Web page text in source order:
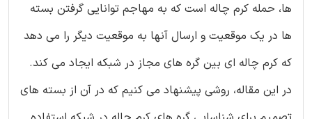
ها، حمله کرم چاله است که به مهاجم توانایی گرفتن بسته
ها در یک موقعیت و ارسال آنها به موقعیت دیگر را می دهد
که کرم چاله ای بین گره های مجاز در شبکه ایجاد می کند.
در این مقاله، روشی پیشنهاد می کنیم که در آن از بسته های